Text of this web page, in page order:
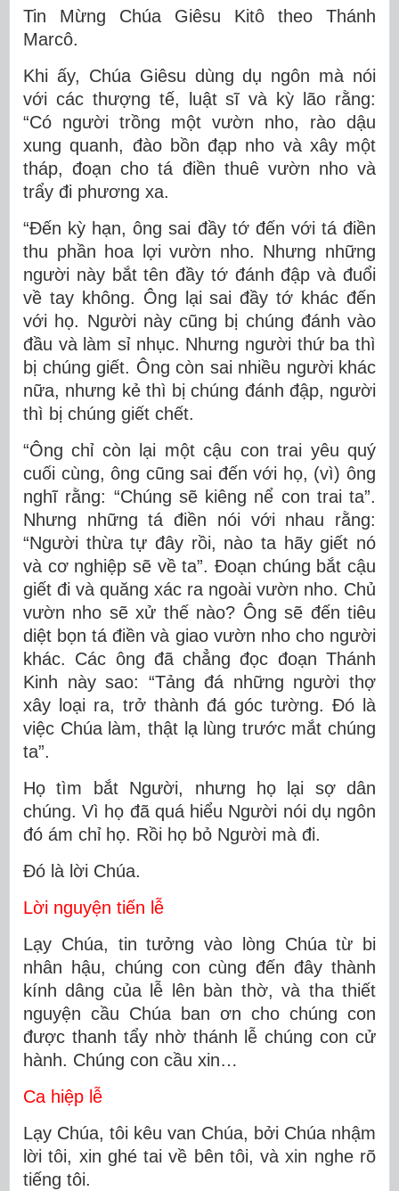
Tin Mừng Chúa Giêsu Kitô theo Thánh
Marcô.
Khi ấy, Chúa Giêsu dùng dụ ngôn mà nói
với các thượng tế, luật sĩ và kỳ lão rằng:
“Có người trồng một vườn nho, rào dậu
xung quanh, đào bồn đạp nho và xây một
tháp, đoạn cho tá điền thuê vườn nho và
trẩy đi phương xa.
“Ðến kỳ hạn, ông sai đầy tớ đến với tá điền
thu phần hoa lợi vườn nho. Nhưng những
người này bắt tên đầy tớ đánh đập và đuổi
về tay không. Ông lại sai đầy tớ khác đến
với họ. Người này cũng bị chúng đánh vào
đầu và làm sỉ nhục. Nhưng người thứ ba thì
bị chúng giết. Ông còn sai nhiều người khác
nữa, nhưng kẻ thì bị chúng đánh đập, người
thì bị chúng giết chết.
“Ông chỉ còn lại một cậu con trai yêu quý
cuối cùng, ông cũng sai đến với họ, (vì) ông
nghĩ rằng: “Chúng sẽ kiêng nể con trai ta”.
Nhưng những tá điền nói với nhau rằng:
“Người thừa tự đây rồi, nào ta hãy giết nó
và cơ nghiệp sẽ về ta”. Ðoạn chúng bắt cậu
giết đi và quăng xác ra ngoài vườn nho. Chủ
vườn nho sẽ xử thế nào? Ông sẽ đến tiêu
diệt bọn tá điền và giao vườn nho cho người
khác. Các ông đã chẳng đọc đoạn Thánh
Kinh này sao: “Tảng đá những người thợ
xây loại ra, trở thành đá góc tường. Ðó là
việc Chúa làm, thật lạ lùng trước mắt chúng
ta”.
Họ tìm bắt Người, nhưng họ lại sợ dân
chúng. Vì họ đã quá hiểu Người nói dụ ngôn
đó ám chỉ họ. Rồi họ bỏ Người mà đi.
Ðó là lời Chúa.
Lời nguyện tiến lễ
Lạy Chúa, tin tưởng vào lòng Chúa từ bi
nhân hậu, chúng con cùng đến đây thành
kính dâng của lễ lên bàn thờ, và tha thiết
nguyện cầu Chúa ban ơn cho chúng con
được thanh tẩy nhờ thánh lễ chúng con cử
hành. Chúng con cầu xin…
Ca hiệp lễ
Lạy Chúa, tôi kêu van Chúa, bởi Chúa nhậm
lời tôi, xin ghé tai về bên tôi, và xin nghe rõ
tiếng tôi.